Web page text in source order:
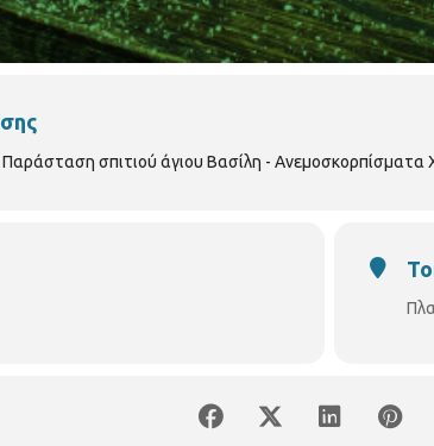
σπιτιού άγιου Βασίλη - Ανεμοσκορπίσματα